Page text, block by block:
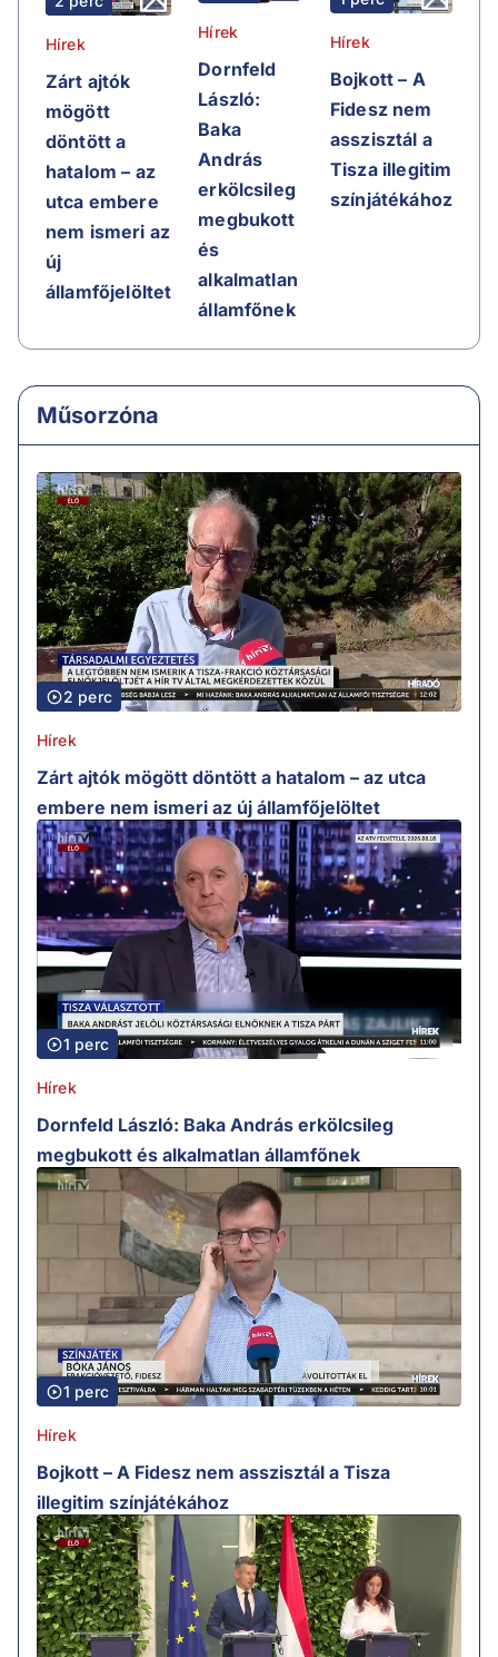
Hírek
Zárt ajtók
mögött
döntött a
hatalom – az
utca embere
nem ismeri az
új
államfőjelöltet
Hírek
Dornfeld
László:
Baka
András
erkölcsileg
megbukott
és
alkalmatlan
államfőnek
Hírek
Bojkott – A
Fidesz nem
asszisztál a
Tisza illegitim
színjátékához
Műsorzóna
2 perc
Hírek
Zárt ajtók mögött döntött a hatalom – az utca
embere nem ismeri az új államfőjelöltet
1 perc
Hírek
Dornfeld László: Baka András erkölcsileg
megbukott és alkalmatlan államfőnek
1 perc
Hírek
Bojkott – A Fidesz nem asszisztál a Tisza
illegitim színjátékához